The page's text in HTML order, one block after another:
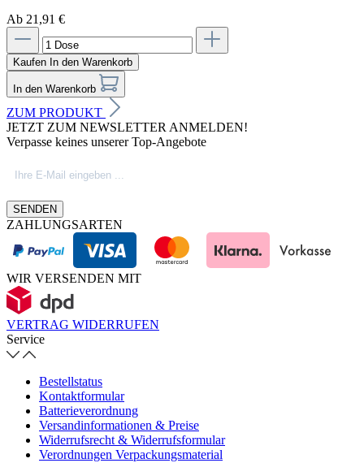
Ab 21,91 €
Kaufen In den Warenkorb
In den Warenkorb
ZUM PRODUKT
JETZT ZUM NEWSLETTER ANMELDEN!
Verpasse keines unserer Top-Angebote
SENDEN
ZAHLUNGSARTEN
WIR VERSENDEN MIT
VERTRAG WIDERRUFEN
Service
Bestellstatus
Kontaktformular
Batterieverordnung
Versandinformationen & Preise
Widerrufsrecht & Widerrufsformular
Verordnungen Verpackungsmaterial